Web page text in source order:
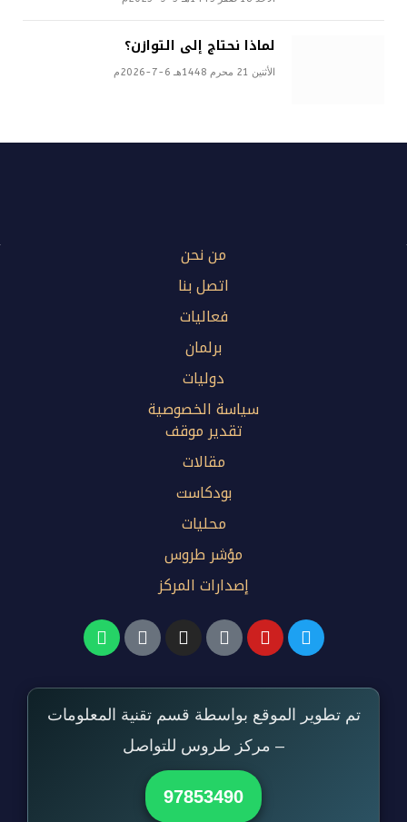
لماذا نحتاج إلى التوازن؟
الأثنين 21 محرم 1448هـ 6-7-2026م
من نحن
اتصل بنا
فعاليات
برلمان
دوليات
سياسة الخصوصية
تقدير موقف
مقالات
بودكاست
محليات
مؤشر طروس
إصدارات المركز
تم تطوير الموقع بواسطة قسم تقنية المعلومات
– مركز طروس للتواصل
97853490